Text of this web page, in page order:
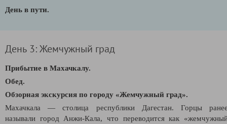
День в пути.
День 3: Жемчужный град
Прибытие в Махачкалу.
Обед.
Обзорная экскурсия по городу «Жемчужный град».
Махачкала — столица республики Дагестан. Горцы
называли город Анжи-Кала, что переводится как